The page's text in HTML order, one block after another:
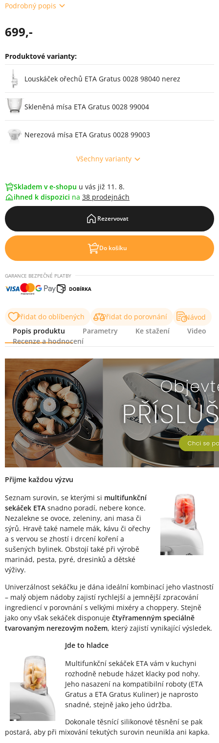
Podrobný popis
699,-
Produktové varianty:
Varianty
Louskáček ořechů ETA Gratus 0028 98040 nerez
Skleněná mísa ETA Gratus 0028 99004
Nerezová mísa ETA Gratus 0028 99003
Všechny varianty
Skladem v e-shopu u vás již 11. 8.
ihned k dispozici na 38 prodejnách
Rezervovat
Do košíku
GARANCE BEZPEČNÉ PLATBY
Přidat do oblíbených Přidat do porovnání
Návod
Popis produktu
Parametry Ke stažení
Video
Recenze a hodnocení
Popis produktu
Přijme každou výzvu
Seznam surovin, se kterými si multifunkční
sekáček ETA snadno poradí, nebere konce.
Nezalekne se ovoce, zeleniny, ani masa či
sýrů. Hravě také namele mák, kávu či ořechy
a s vervou se zhostí i drcení koření a
sušených bylinek. Obstojí také při výrobě
marinád, pesta, pyré, dresinků a dětské
výživy.
Univerzálnost sekáčku je dána ideální kombinací jeho vlastností
– malý objem nádoby zajistí rychlejší a jemnější zpracování
ingrediencí v porovnání s velkými mixéry a choppery. Stejně
jako ony však sekáček disponuje čtyřramenným speciálně
tvarovaným nerezovým nožem, který zajistí vynikající výsledek.
Jde to hladce
Multifunkční sekáček ETA vám v kuchyni
rozhodně nebude házet klacky pod nohy.
Jeho nasazení na kompatibilní roboty (ETA
Gratus a ETA Gratus Kuliner) je naprosto
snadné, stejně jako jeho údržba.
Dokonale těsnící silikonové těsnění se pak
postará, aby při mixování tekutých surovin neunikla ani kapka.